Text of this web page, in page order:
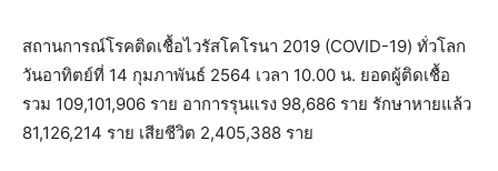
สถานการณ์โรคติดเชื้อไวรัสโคโรนา 2019 (COVID-19) ทั่วโลก
วันอาทิตย์ที่ 14 กุมภาพันธ์ 2564 เวลา 10.00 น. ยอดผู้ติดเชื้อ
รวม 109,101,906 ราย อาการรุนแรง 98,686 ราย รักษาหายแล้ว
81,126,214 ราย เสียชีวิต 2,405,388 ราย